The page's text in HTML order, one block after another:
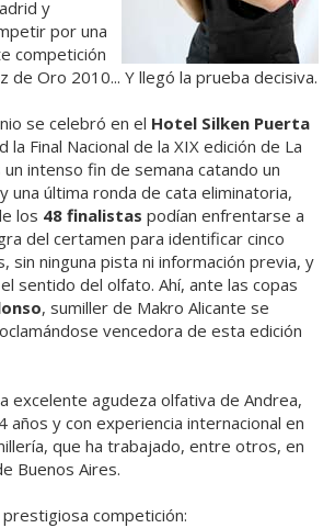
y
por una
competición
de Oro 2010... Y llegó la prueba decisiva.
se celebró en el Hotel Silken Puerta
la Final Nacional de la XIX edición de La
intenso fin de semana catando un
una última ronda de cata eliminatoria,
los 48 finalistas podían enfrentarse a
del certamen para identificar cinco
sin ninguna pista ni información previa, y
sentido del olfato. Ahí, ante las copas
, sumiller de Makro Alicante se
vencedora de esta edición
excelente agudeza olfativa de Andrea,
años y con experiencia internacional en
que ha trabajado, entre otros, en
Buenos Aires.
competición: